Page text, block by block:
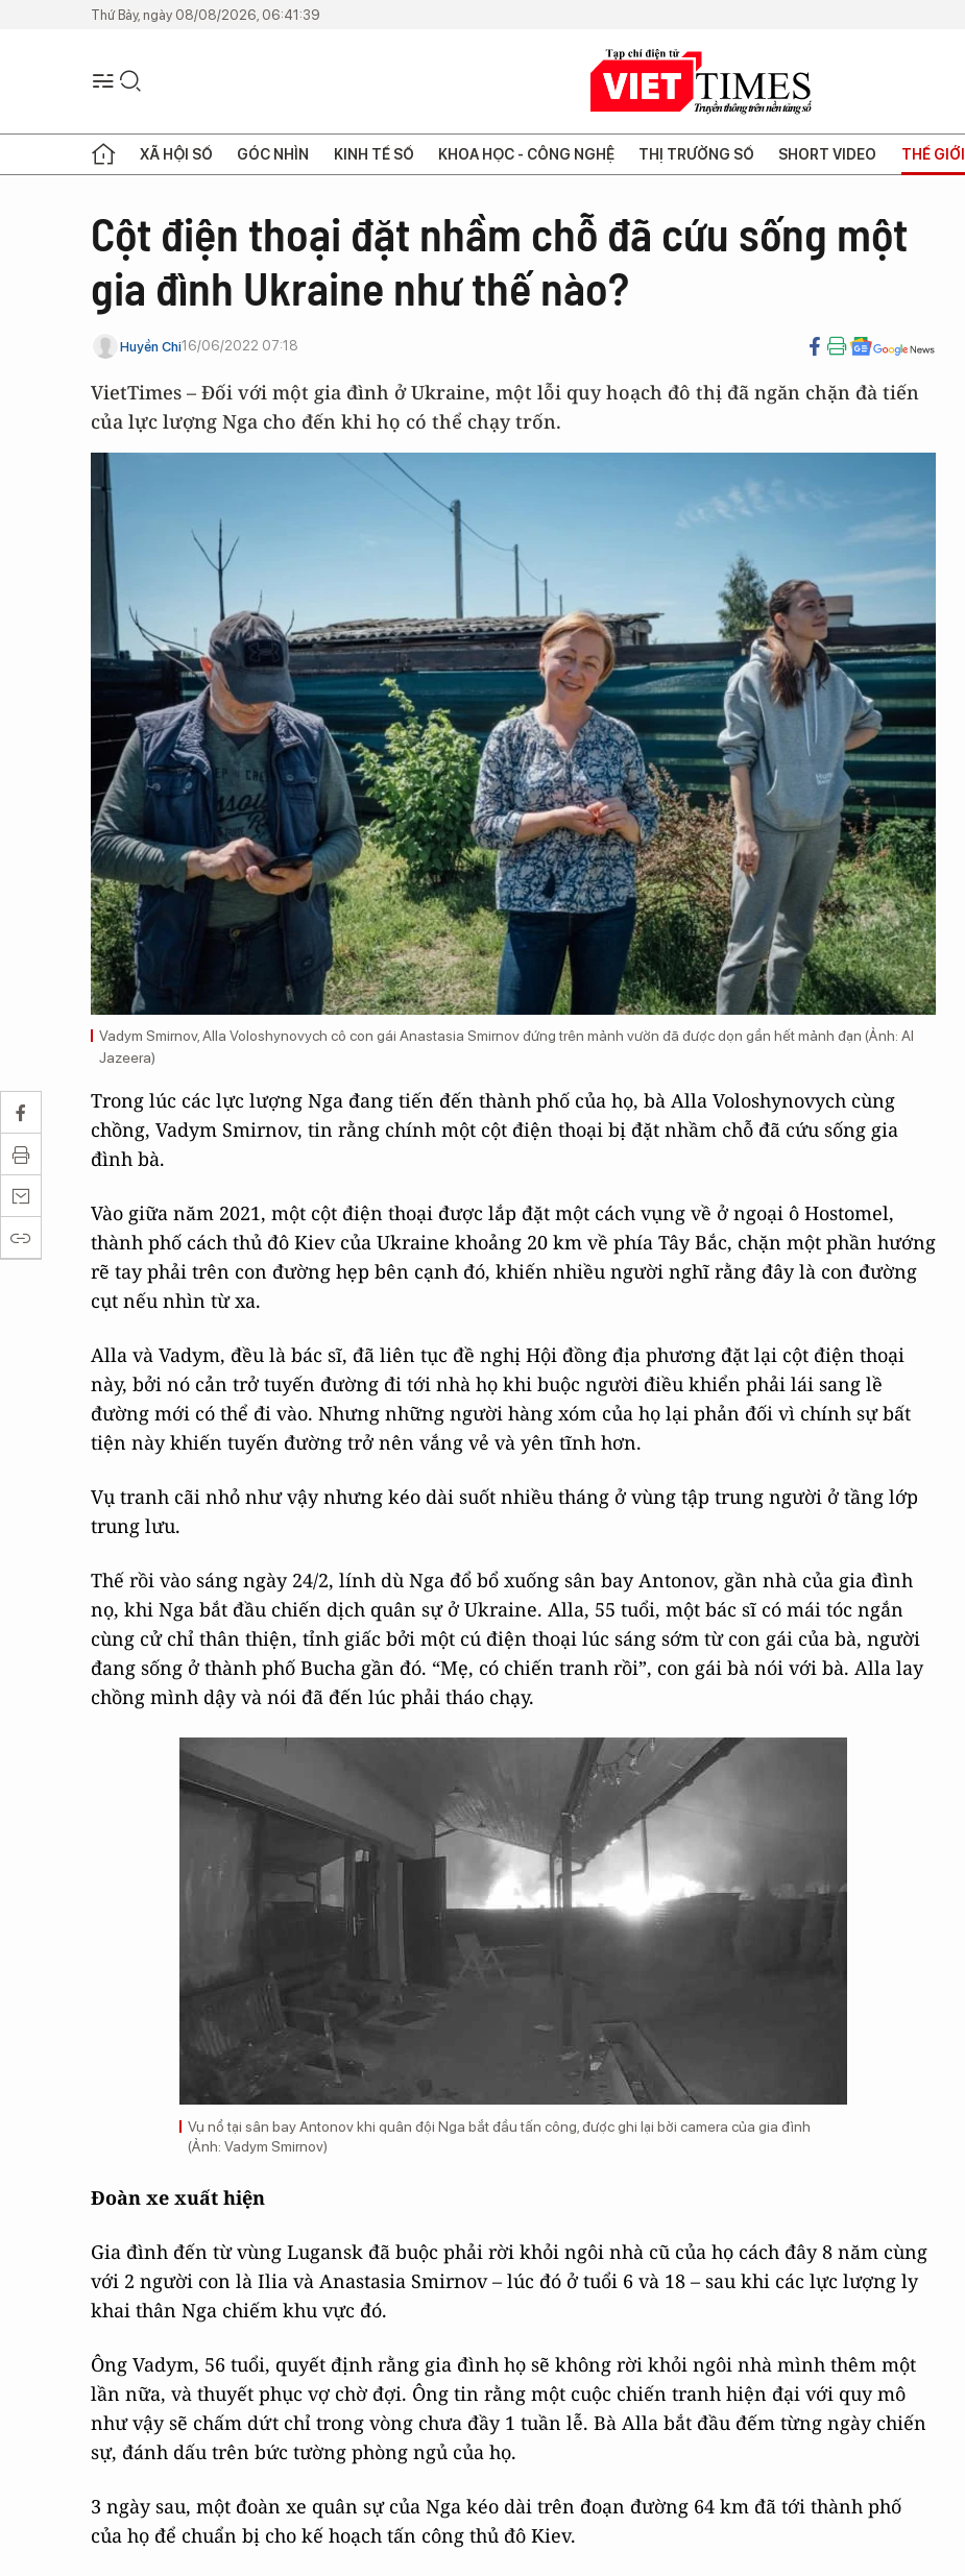
Thứ Bảy, ngày 08/08/2026, 06:41:39
XÃ HỘI SỐ GÓC NHÌN KINH TẾ SỐ KHOA HỌC - CÔNG NGHỆ THỊ TRƯỜNG SỐ SHORT VIDEO THẾ GIỚI
Cột điện thoại đặt nhầm chỗ đã cứu sống một
gia đình Ukraine như thế nào?
Huyền Chi16/06/2022 07:18
VietTimes – Đối với một gia đình ở Ukraine, một lỗi quy hoạch đô thị đã ngăn chặn đà tiến
của lực lượng Nga cho đến khi họ có thể chạy trốn.
Vadym Smirnov, Alla Voloshynovych cô con gái Anastasia Smirnov đứng trên mảnh vườn đã được dọn gần hết mảnh đạn (Ảnh: Al
Jazeera)
Trong lúc các lực lượng Nga đang tiến đến thành phố của họ, bà Alla Voloshynovych cùng
chồng, Vadym Smirnov, tin rằng chính một cột điện thoại bị đặt nhầm chỗ đã cứu sống gia
đình bà.
Vào giữa năm 2021, một cột điện thoại được lắp đặt một cách vụng về ở ngoại ô Hostomel,
thành phố cách thủ đô Kiev của Ukraine khoảng 20 km về phía Tây Bắc, chặn một phần hướng
rẽ tay phải trên con đường hẹp bên cạnh đó, khiến nhiều người nghĩ rằng đây là con đường
cụt nếu nhìn từ xa.
Alla và Vadym, đều là bác sĩ, đã liên tục đề nghị Hội đồng địa phương đặt lại cột điện thoại
này, bởi nó cản trở tuyến đường đi tới nhà họ khi buộc người điều khiển phải lái sang lề
đường mới có thể đi vào. Nhưng những người hàng xóm của họ lại phản đối vì chính sự bất
tiện này khiến tuyến đường trở nên vắng vẻ và yên tĩnh hơn.
Vụ tranh cãi nhỏ như vậy nhưng kéo dài suốt nhiều tháng ở vùng tập trung người ở tầng lớp
trung lưu.
Thế rồi vào sáng ngày 24/2, lính dù Nga đổ bổ xuống sân bay Antonov, gần nhà của gia đình
nọ, khi Nga bắt đầu chiến dịch quân sự ở Ukraine. Alla, 55 tuổi, một bác sĩ có mái tóc ngắn
cùng cử chỉ thân thiện, tỉnh giấc bởi một cú điện thoại lúc sáng sớm từ con gái của bà, người
đang sống ở thành phố Bucha gần đó. “Mẹ, có chiến tranh rồi”, con gái bà nói với bà. Alla lay
chồng mình dậy và nói đã đến lúc phải tháo chạy.
Vụ nổ tại sân bay Antonov khi quân đội Nga bắt đầu tấn công, được ghi lại bởi camera của gia đình
(Ảnh: Vadym Smirnov)
Đoàn xe xuất hiện
Gia đình đến từ vùng Lugansk đã buộc phải rời khỏi ngôi nhà cũ của họ cách đây 8 năm cùng
với 2 người con là Ilia và Anastasia Smirnov – lúc đó ở tuổi 6 và 18 – sau khi các lực lượng ly
khai thân Nga chiếm khu vực đó.
Ông Vadym, 56 tuổi, quyết định rằng gia đình họ sẽ không rời khỏi ngôi nhà mình thêm một
lần nữa, và thuyết phục vợ chờ đợi. Ông tin rằng một cuộc chiến tranh hiện đại với quy mô
như vậy sẽ chấm dứt chỉ trong vòng chưa đầy 1 tuần lễ. Bà Alla bắt đầu đếm từng ngày chiến
sự, đánh dấu trên bức tường phòng ngủ của họ.
3 ngày sau, một đoàn xe quân sự của Nga kéo dài trên đoạn đường 64 km đã tới thành phố
của họ để chuẩn bị cho kế hoạch tấn công thủ đô Kiev.